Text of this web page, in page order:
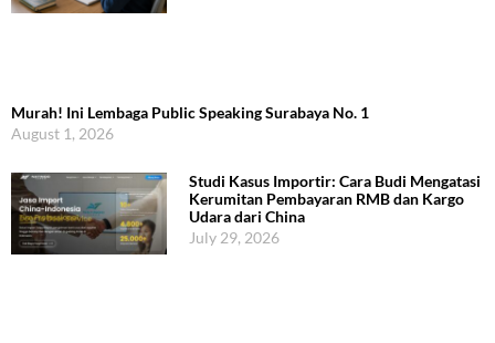
Murah! Ini Lembaga Public Speaking Surabaya No. 1
August 1, 2026
Studi Kasus Importir: Cara Budi Mengatasi
Kerumitan Pembayaran RMB dan Kargo
Udara dari China
July 29, 2026